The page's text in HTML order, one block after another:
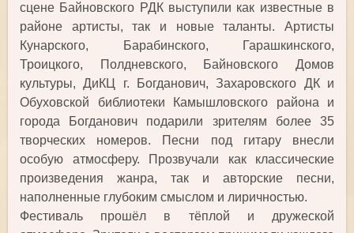
сцене Байновского РДК выступили как известные в
районе артисты, так и новые таланты. Артисты
Кунарского, Барабинского, Гарашкинского,
Троицкого, Полдневского, Байновского Домов
культуры, ДиКЦ г. Богданович, Захаровского ДК и
Обуховской библиотеки Камышловского района и
города Богданович подарили зрителям более 35
творческих номеров. Песни под гитару внесли
особую атмосферу. Прозвучали как классические
произведения жанра, так и авторские песни,
наполненные глубоким смыслом и лиричностью.
Фестиваль прошёл в тёплой и дружеской